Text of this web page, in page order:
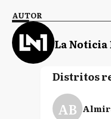
AUTOR
La Noticia
Distritos
AB